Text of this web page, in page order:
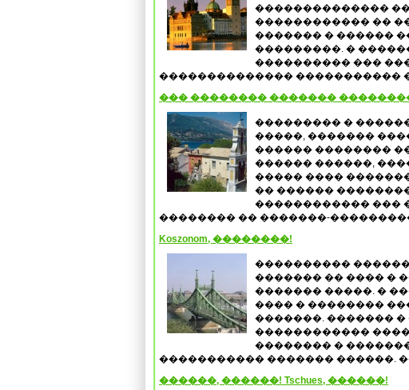
��������������
������������ ��
������� � ������
���������. �
���������� ���
�������������� �����������
��� �������� �������
��������� �
�����, �������
������ ��������
������ ������,
����� ����
�� ������
������������ ���
�������� �� �������-
Koszonom, ��������!
����������
������� �� ���� �
������� �����. �
���� � ��������
�������. �������
������������
�������� �
����������� ������� ������.
������, ������! Tschues, ������!